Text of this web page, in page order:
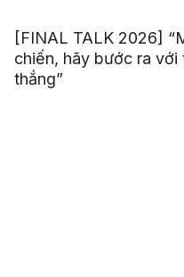
[FINAL TALK 2026]
chiến, hãy bước ra
thắng”